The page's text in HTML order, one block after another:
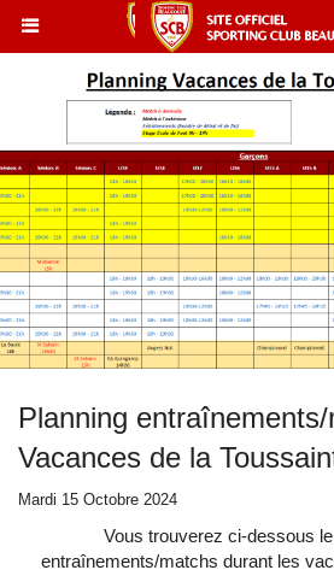
Planning
Vacances de la
Mardi 15 Octobre 2024
Vous trouverez ci-dessous
entraînements/matchs durant les